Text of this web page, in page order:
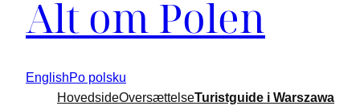
Alt om Polen
EnglishPo polsku
HovedsideOversættelseTuristguide i Warszawa